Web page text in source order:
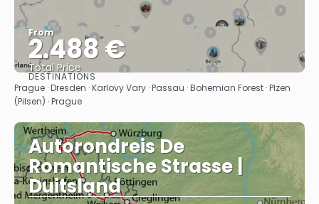
From
2.488 €
Total Price
See
DESTINATIONS
Prague · Dresden · Karlovy Vary · Passau · Bohemian Forest · Plzen
(Pilsen) · Prague
Autorondreis De
Romantische Strasse |
Duitsland